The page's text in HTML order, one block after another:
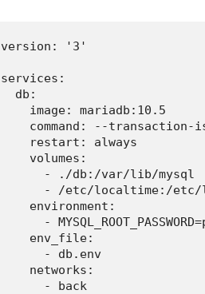
version: '3'
services:
  db:
    image: mariadb:10.5
command: --transaction-
    restart: always
    volumes:
      - ./db:/var/lib/mysql
- /etc/localtime:/
    environment:
-
    env_file:
      - db.env
    networks:
      - back